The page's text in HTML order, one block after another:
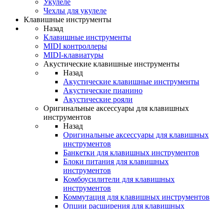
Укулеле
Чехлы для укулеле
Клавишные инструменты
Назад
Клавишные инструменты
MIDI контроллеры
MIDI-клавиатуры
Акустические клавишные инструменты
Назад
Акустические клавишные инструменты
Акустические пианино
Акустические рояли
Оригинальные аксессуары для клавишных
инструментов
Назад
Оригинальные аксессуары для клавишных
инструментов
Банкетки для клавишных инструментов
Блоки питания для клавишных
инструментов
Комбоусилители для клавишных
инструментов
Коммутация для клавишных инструментов
Опции расширения для клавишных